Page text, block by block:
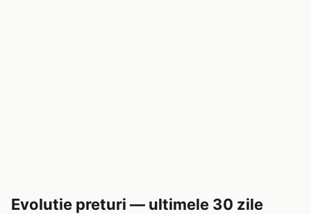
Evolutie preturi — ultimele 30 zile